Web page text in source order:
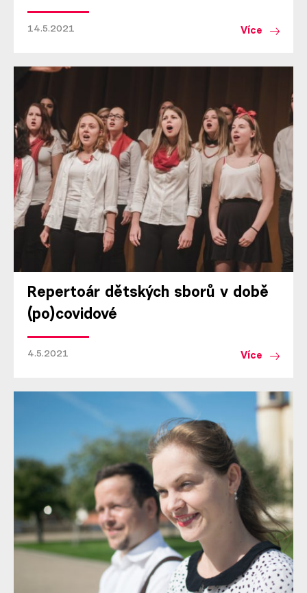
14.5.2021 Více
Repertoár dětských sborů v době
(po)covidové
4.5.2021 Více